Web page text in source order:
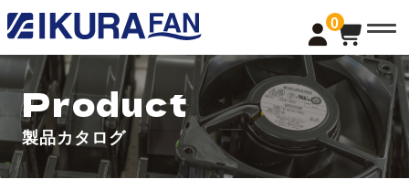
0
t
o
g
l
e
a
v
i
g
a
Product
製品カタログ